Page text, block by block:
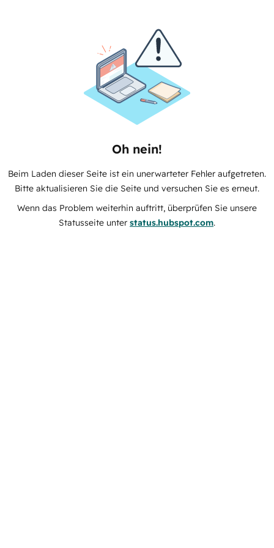
Oh nein!
Beim Laden dieser Seite ist ein unerwarteter Fehler aufgetreten.
Bitte aktualisieren Sie die Seite und versuchen Sie es erneut.
Wenn das Problem weiterhin auftritt, überprüfen Sie unsere
Statusseite unter status.hubspot.com.